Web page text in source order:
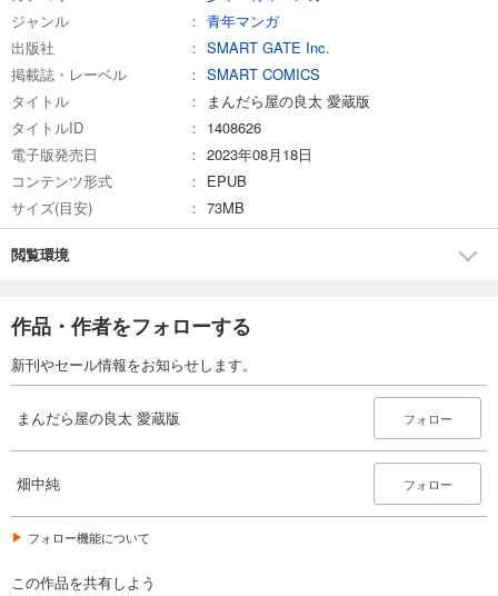
まんだら屋の良太 愛蔵版 35
540
あらすじを表示する
まんだら屋の良太 愛蔵版 36
540円 (税込)
カート
あらすじを表示する
まんだら屋の良太 愛蔵版 37
完結
試し読み
まんだら屋の良太 愛蔵版 38
完結
ジャンル
青年マンガ
出版社
SMART GATE Inc.
掲載誌・レーベル
SMART COMICS
タイトル
まんだら屋の良太 愛蔵版
タイトルID
1408626
電子版発売日
2023年08月18日
コンテンツ形式
EPUB
サイズ(目安)
73MB
閲覧環境
作品・作者をフォローする
新刊やセール情報をお知らせします。
まんだら屋の良太 愛蔵版 フォロー
畑中純 フォロー
フォロー機能について
この作品を共有しよう